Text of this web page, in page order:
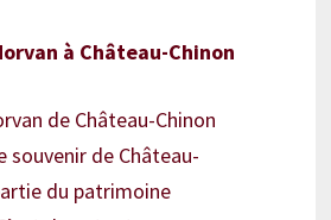
à Château-Chinon
de Château-Chinon
souvenir de Château-
du patrimoine